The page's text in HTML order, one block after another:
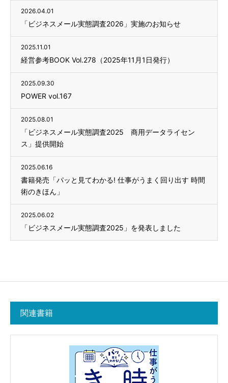
2026.04.01
「ビジネスメール実態調査2026」実施のお知らせ
2025.11.01
経営参考BOOK Vol.278（2025年11月1日発行）
2025.09.30
POWER vol.167
2025.08.01
「ビジネスメール実態調査2025 商用データライセン
ス」提供開始
2025.06.16
書籍発売「パッと見てわかる! 仕事がうまく回り出す 時間
術のきほん」
2025.06.02
「ビジネスメール実態調査2025」を発表しました
関連書籍